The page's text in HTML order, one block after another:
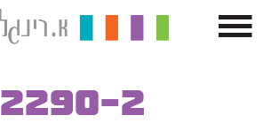
2290-2